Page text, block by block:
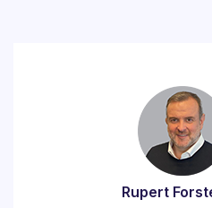
Rupert